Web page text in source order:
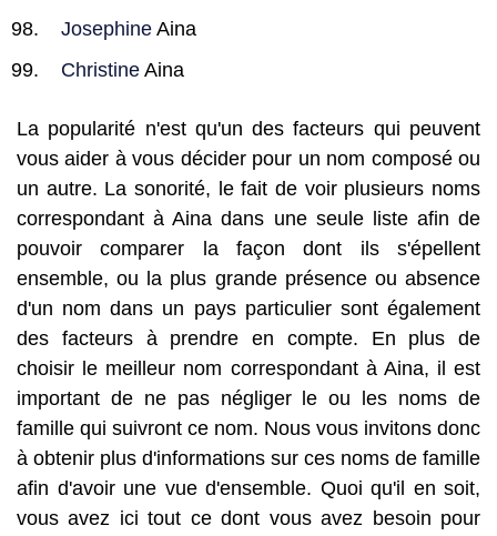
Josephine Aina
Christine Aina
La popularité n'est qu'un des facteurs qui peuvent
vous aider à vous décider pour un nom composé ou
un autre. La sonorité, le fait de voir plusieurs noms
correspondant à Aina dans une seule liste afin de
pouvoir comparer la façon dont ils s'épellent
ensemble, ou la plus grande présence ou absence
d'un nom dans un pays particulier sont également
des facteurs à prendre en compte. En plus de
choisir le meilleur nom correspondant à Aina, il est
important de ne pas négliger le ou les noms de
famille qui suivront ce nom. Nous vous invitons donc
à obtenir plus d'informations sur ces noms de famille
afin d'avoir une vue d'ensemble. Quoi qu'il en soit,
vous avez ici tout ce dont vous avez besoin pour